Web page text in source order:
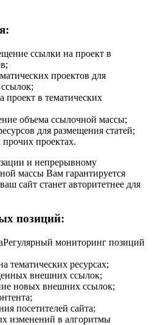
ссылки на проект в
проектов для
проект в тематических
объема ссылочной массы;
для размещения статей;
проектах.
и непрерывному
массы Вам гарантируется
сайт станет авторитетнее для
позиций:
Регулярный мониторинг позиций
тематических ресурсах;
внешних ссылок;
новых внешних ссылок;
посетителей сайта;
изменений в алгоритмы